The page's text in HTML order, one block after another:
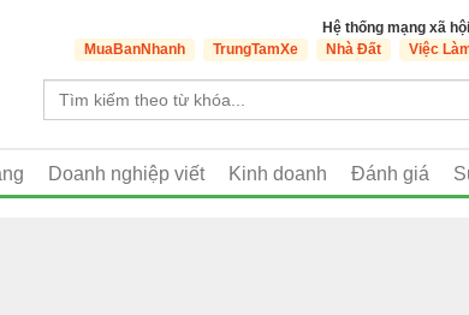
Hệ thống mạng xã
MuaBanNhanh
TrungTamXe Nhà Đất Việc
Doanh nghiệp viết Kinh doanh Đánh giá